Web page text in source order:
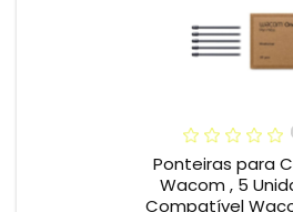
Ponteiras para
Wacom , 5
Compatível